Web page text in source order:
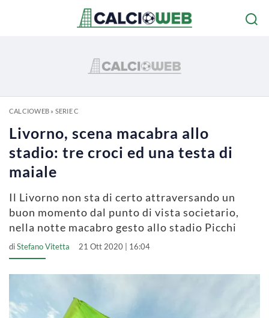
CALCIOWEB» SERIE C
Livorno, scena macabra allo
stadio: tre croci ed una testa di
maiale
Il Livorno non sta di certo attraversando un
buon momento dal punto di vista societario,
nella notte macabro gesto allo stadio Picchi
diStefano Vitetta 21 Ott 2020 | 16:04